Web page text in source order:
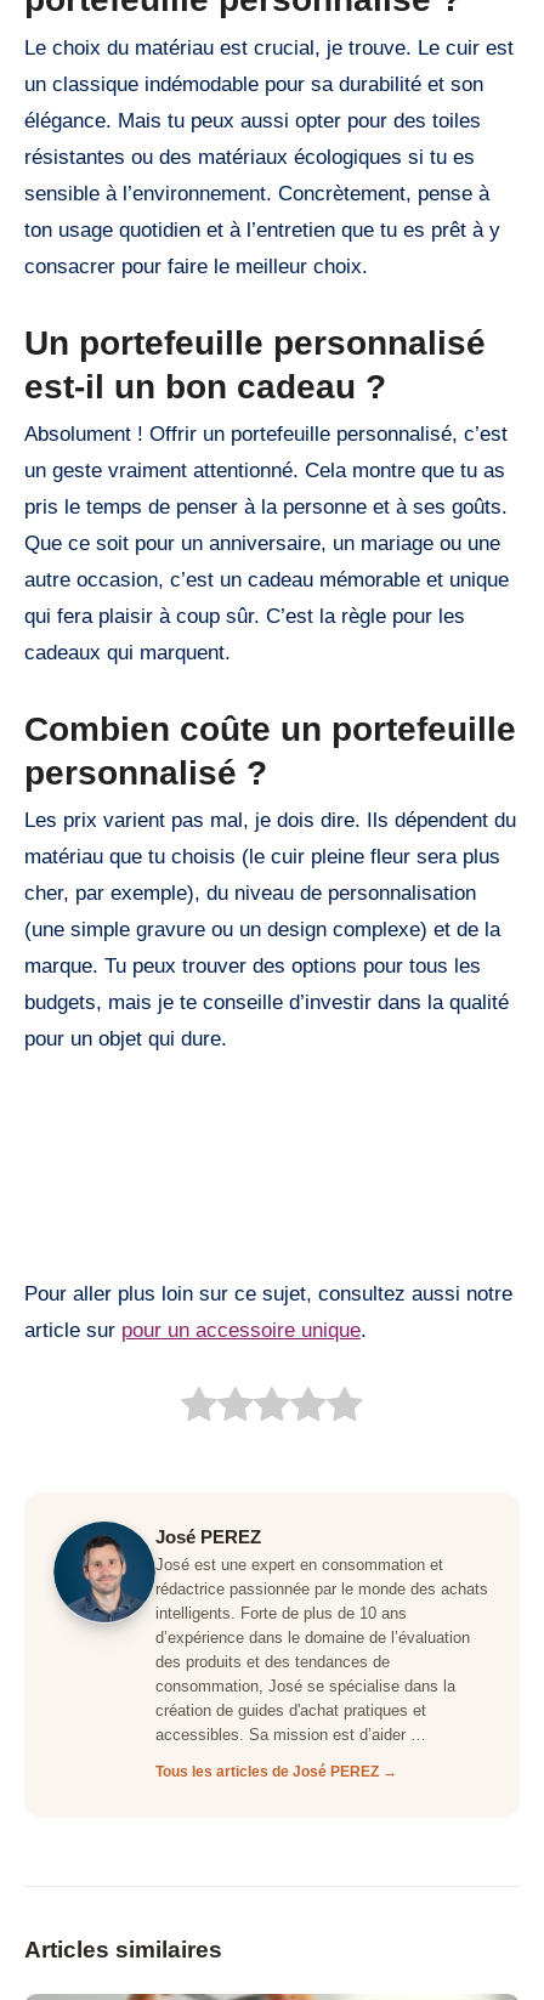
Le choix du matériau est crucial, je trouve. Le cuir est
un classique indémodable pour sa durabilité et son
élégance. Mais tu peux aussi opter pour des toiles
résistantes ou des matériaux écologiques si tu es
sensible à l’environnement. Concrètement, pense à
ton usage quotidien et à l’entretien que tu es prêt à y
consacrer pour faire le meilleur choix.
Un portefeuille personnalisé
est-il un bon cadeau ?
Absolument ! Offrir un portefeuille personnalisé, c’est
un geste vraiment attentionné. Cela montre que tu as
pris le temps de penser à la personne et à ses goûts.
Que ce soit pour un anniversaire, un mariage ou une
autre occasion, c’est un cadeau mémorable et unique
qui fera plaisir à coup sûr. C’est la règle pour les
cadeaux qui marquent.
Combien coûte un portefeuille
personnalisé ?
Les prix varient pas mal, je dois dire. Ils dépendent du
matériau que tu choisis (le cuir pleine fleur sera plus
cher, par exemple), du niveau de personnalisation
(une simple gravure ou un design complexe) et de la
marque. Tu peux trouver des options pour tous les
budgets, mais je te conseille d’investir dans la qualité
pour un objet qui dure.
Pour aller plus loin sur ce sujet, consultez aussi notre
article sur pour un accessoire unique.
José PEREZ
José est une expert en consommation et
rédactrice passionnée par le monde des achats
intelligents. Forte de plus de 10 ans
d’expérience dans le domaine de l’évaluation
des produits et des tendances de
consommation, José se spécialise dans la
création de guides d'achat pratiques et
accessibles. Sa mission est d’aider …
Tous les articles de José PEREZ →
Articles similaires